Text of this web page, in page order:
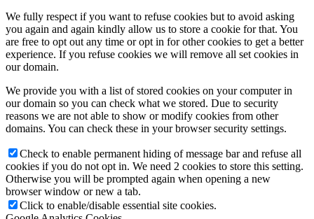
We fully respect if you want to refuse cookies but to avoid asking
you again and again kindly allow us to store a cookie for that. You
are free to opt out any time or opt in for other cookies to get a better
experience. If you refuse cookies we will remove all set cookies in
our domain.
We provide you with a list of stored cookies on your computer in
our domain so you can check what we stored. Due to security
reasons we are not able to show or modify cookies from other
domains. You can check these in your browser security settings.
Check to enable permanent hiding of message bar and refuse all
cookies if you do not opt in. We need 2 cookies to store this setting.
Otherwise you will be prompted again when opening a new
browser window or new a tab.
Click to enable/disable essential site cookies.